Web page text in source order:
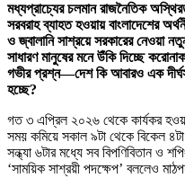
মধ্যপ্রাচ্যের চলমান রাজনৈতিক
সরবরাহ ব্যাহত হওয়ায় বাংলাদেশের
ও জ্বালানি সাশ্রয়ে সরকারের নেওয়া
সাধারণ মানুষের মনে উঁকি দিচ্ছে
গভীর প্রশ্ন—দেশ কি আবারও এক
হচ্ছে?
গত ৩ এপ্রিল ২০২৬ থেকে কার্যকর
সময় কমিয়ে সকাল ৯টা থেকে বিকেল
সন্ধ্যা ৬টার মধ্যে সব বিপণিবিতান ও
‘সাময়িক সাশ্রয়ী পদক্ষেপ’ বললেও